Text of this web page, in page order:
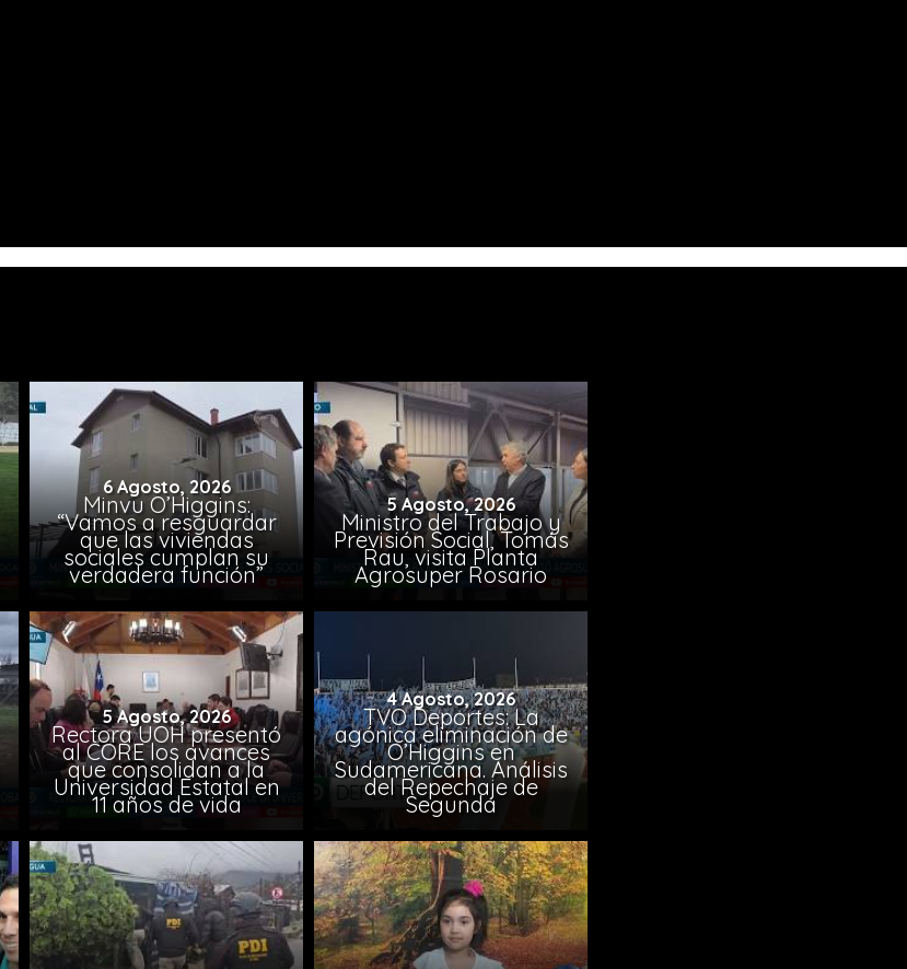
6 Agosto, 2026
Minvu O’Higgins:
“Vamos a resguardar
que las viviendas
sociales cumplan su
verdadera función”
5 Agosto, 2026
Ministro del Trabajo y
Previsión Social, Tomás
Rau, visita Planta
Agrosuper Rosario
5 Agosto, 2026
Rectora UOH presentó
al CORE los avances
que consolidan a la
Universidad Estatal en
11 años de vida
4 Agosto, 2026
TVO Deportes: La
agónica eliminación de
O’Higgins en
Sudamericana. Análisis
del Repechaje de
Segunda